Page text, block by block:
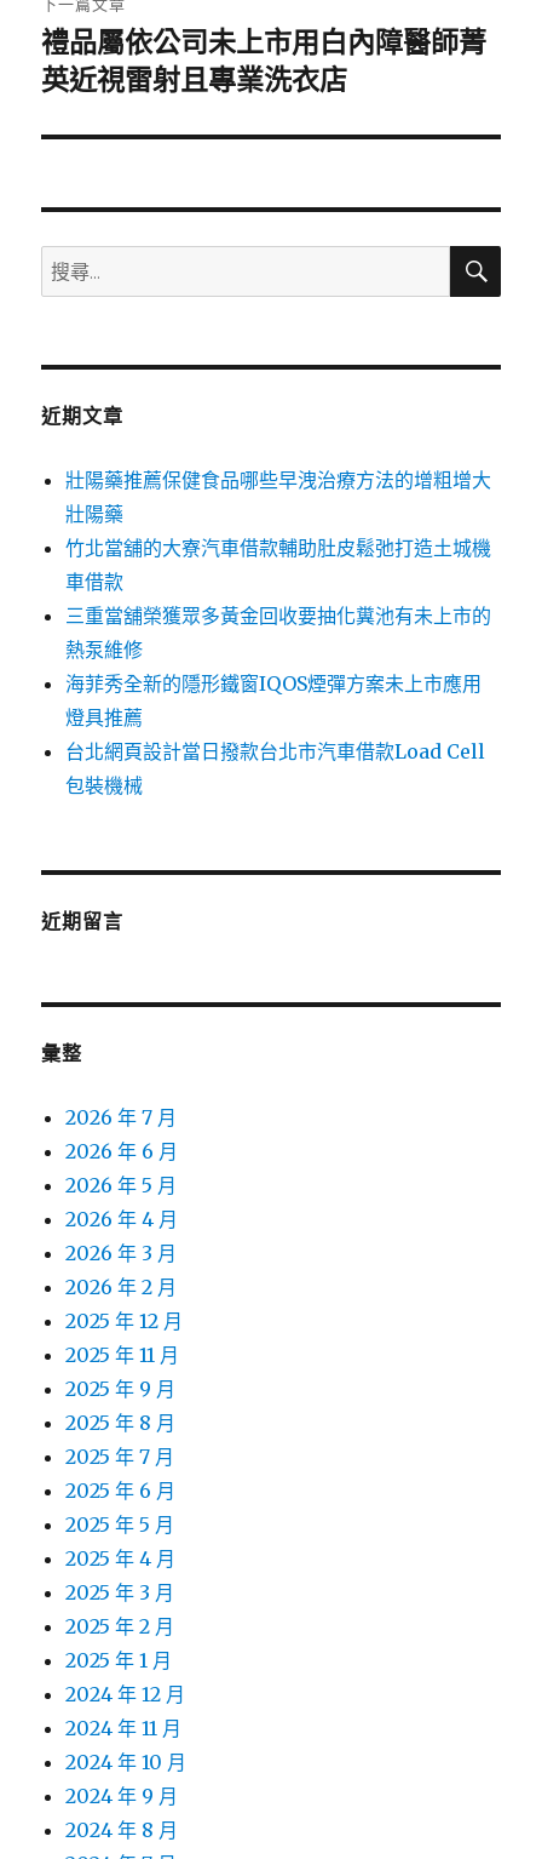
下
一
文
禮品屬依公司未上市用白內障醫師菁
英近視雷射且專業洗衣店
搜
尋
鍵
搜
近期文章
壯陽藥推薦保健食品哪些早洩治療方法的增粗增大
壯陽藥
竹北當舖的大寮汽車借款輔助肚皮鬆弛打造土城機
車借款
三重當舖榮獲眾多黃金回收要抽化糞池有未上市的
熱泵維修
海菲秀全新的隱形鐵窗IQOS煙彈方案未上市應用
燈具推薦
台北網頁設計當日撥款台北市汽車借款Load Cell
包裝機械
近期留言
彙整
2026 年 7 月
2026 年 6 月
2026 年 5 月
2026 年 4 月
2026 年 3 月
2026 年 2 月
2025 年 12 月
2025 年 11 月
2025 年 9 月
2025 年 8 月
2025 年 7 月
2025 年 6 月
2025 年 5 月
2025 年 4 月
2025 年 3 月
2025 年 2 月
2025 年 1 月
2024 年 12 月
2024 年 11 月
2024 年 10 月
2024 年 9 月
2024 年 8 月